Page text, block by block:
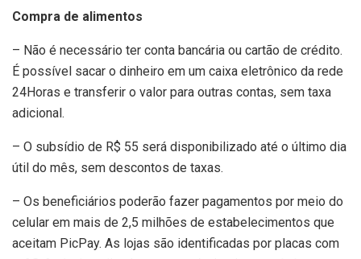
Compra de alimentos
– Não é necessário ter conta bancária ou cartão de crédito.
É possível sacar o dinheiro em um caixa eletrônico da rede
24Horas e transferir o valor para outras contas, sem taxa
adicional.
– O subsídio de R$ 55 será disponibilizado até o último dia
útil do mês, sem descontos de taxas.
– Os beneficiários poderão fazer pagamentos por meio do
celular em mais de 2,5 milhões de estabelecimentos que
aceitam PicPay. As lojas são identificadas por placas com